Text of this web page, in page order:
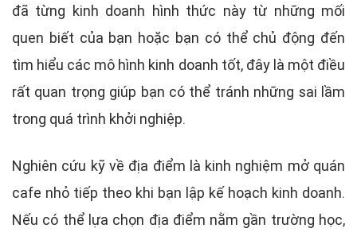
đã từng kinh doanh hình thức này từ những mối
quen biết của bạn hoặc bạn có thể chủ động đến
tìm hiểu các mô hình kinh doanh tốt, đây là một điều
rất quan trọng giúp bạn có thể tránh những sai lầm
trong quá trình khởi nghiệp.
Nghiên cứu kỹ về địa điểm là kinh nghiệm mở quán
cafe nhỏ tiếp theo khi bạn lập kế hoạch kinh doanh.
Nếu có thể lựa chọn địa điểm nằm gần trường học,